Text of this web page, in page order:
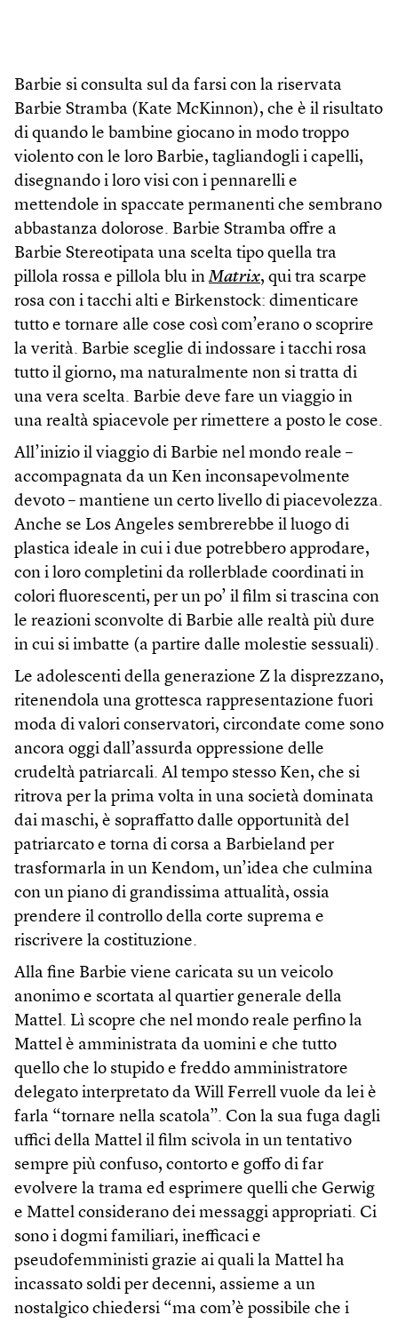
Barbie si consulta sul da farsi con la riservata
Barbie Stramba (Kate McKinnon), che è il risultato
di quando le bambine giocano in modo troppo
violento con le loro Barbie, tagliandogli i capelli,
disegnando i loro visi con i pennarelli e
mettendole in spaccate permanenti che sembrano
abbastanza dolorose. Barbie Stramba offre a
Barbie Stereotipata una scelta tipo quella tra
pillola rossa e pillola blu inMatrix, qui tra scarpe
rosa con i tacchi alti e Birkenstock: dimenticare
tutto e tornare alle cose così com’erano o scoprire
la verità. Barbie sceglie di indossare i tacchi rosa
tutto il giorno, ma naturalmente non si tratta di
una vera scelta. Barbie deve fare un viaggio in
una realtà spiacevole per rimettere a posto le cose.
All’inizio il viaggio di Barbie nel mondo reale –
accompagnata da un Ken inconsapevolmente
devoto – mantiene un certo livello di piacevolezza.
Anche se Los Angeles sembrerebbe il luogo di
plastica ideale in cui i due potrebbero approdare,
con i loro completini da rollerblade coordinati in
colori fluorescenti, per un po’ il film si trascina con
le reazioni sconvolte di Barbie alle realtà più dure
in cui si imbatte (a partire dalle molestie sessuali).
Le adolescenti della generazione Z la disprezzano,
ritenendola una grottesca rappresentazione fuori
moda di valori conservatori, circondate come sono
ancora oggi dall’assurda oppressione delle
crudeltà patriarcali. Al tempo stesso Ken, che si
ritrova per la prima volta in una società dominata
dai maschi, è sopraffatto dalle opportunità del
patriarcato e torna di corsa a Barbieland per
trasformarla in un Kendom, un’idea che culmina
con un piano di grandissima attualità, ossia
prendere il controllo della corte suprema e
riscrivere la costituzione.
Alla fine Barbie viene caricata su un veicolo
anonimo e scortata al quartier generale della
Mattel. Lì scopre che nel mondo reale perfino la
Mattel è amministrata da uomini e che tutto
quello che lo stupido e freddo amministratore
delegato interpretato da Will Ferrell vuole da lei è
farla “tornare nella scatola”. Con la sua fuga dagli
uffici della Mattel il film scivola in un tentativo
sempre più confuso, contorto e goffo di far
evolvere la trama ed esprimere quelli che Gerwig
e Mattel considerano dei messaggi appropriati. Ci
sono i dogmi familiari, inefficaci e
pseudofemministi grazie ai quali la Mattel ha
incassato soldi per decenni, assieme a un
nostalgico chiedersi “ma com’è possibile che i